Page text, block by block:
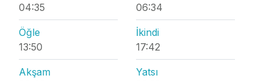
04:35
06:34
Öğle
13:50
İkindi
17:42
Akşam
Yatsı